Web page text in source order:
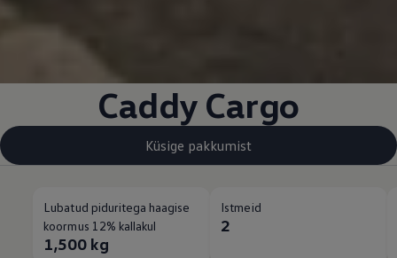
Caddy Cargo
Küsige pakkumist
Lubatud piduritega haagise
koormus 12% kallakul
1,500 kg
Istmeid
2